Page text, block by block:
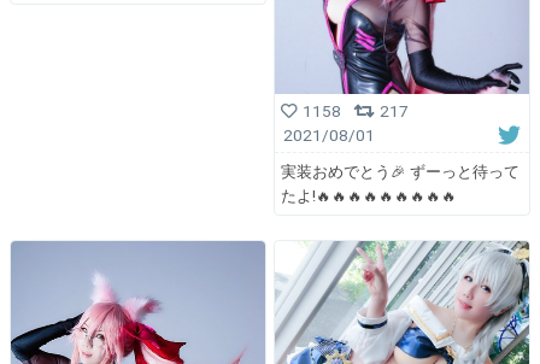
1158
217
2021/08/01
実装おめでとう🎉 ずーっと待って
たよ!🔥🔥🔥🔥🔥🔥🔥🔥🔥